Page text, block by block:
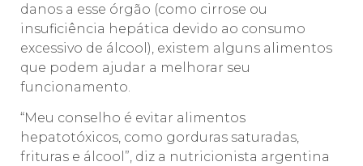
danos a esse órgão (como cirrose ou
insuficiência hepática devido ao consumo
excessivo de álcool), existem alguns alimentos
que podem ajudar a melhorar seu
funcionamento.
“Meu conselho é evitar alimentos
hepatotóxicos, como gorduras saturadas,
frituras e álcool”, diz a nutricionista argentina